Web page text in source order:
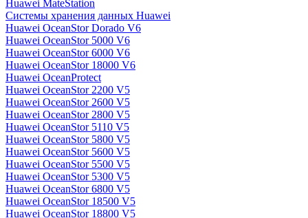
Huawei MateStation
Системы хранения данных Huawei
Huawei OceanStor Dorado V6
Huawei OceanStor 5000 V6
Huawei OceanStor 6000 V6
Huawei OceanStor 18000 V6
Huawei OceanProtect
Huawei OceanStor 2200 V5
Huawei OceanStor 2600 V5
Huawei OceanStor 2800 V5
Huawei OceanStor 5110 V5
Huawei OceanStor 5800 V5
Huawei OceanStor 5600 V5
Huawei OceanStor 5500 V5
Huawei OceanStor 5300 V5
Huawei OceanStor 6800 V5
Huawei OceanStor 18500 V5
Huawei OceanStor 18800 V5